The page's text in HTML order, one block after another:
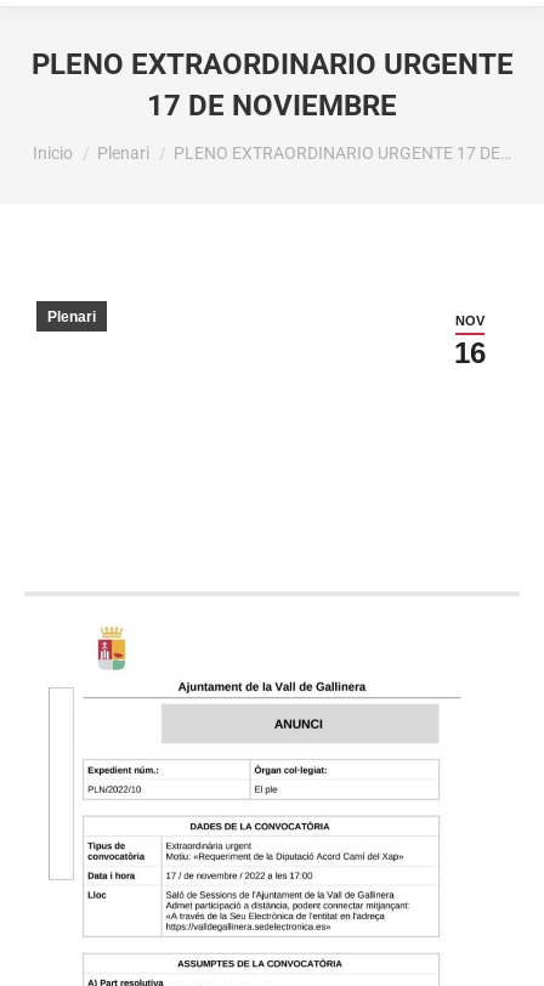
PLENO EXTRAORDINARIO URGENTE
17 DE NOVIEMBRE
Estás aquí:
Inicio Plenari PLENO EXTRAORDINARIO URGENTE 17 DE…
NOV
16
Plenari